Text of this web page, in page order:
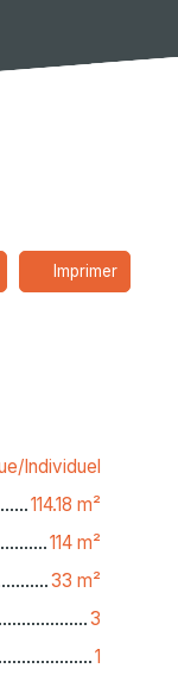
Imprimer
Individuel
114.18 m²
114 m²
33 m²
3
1